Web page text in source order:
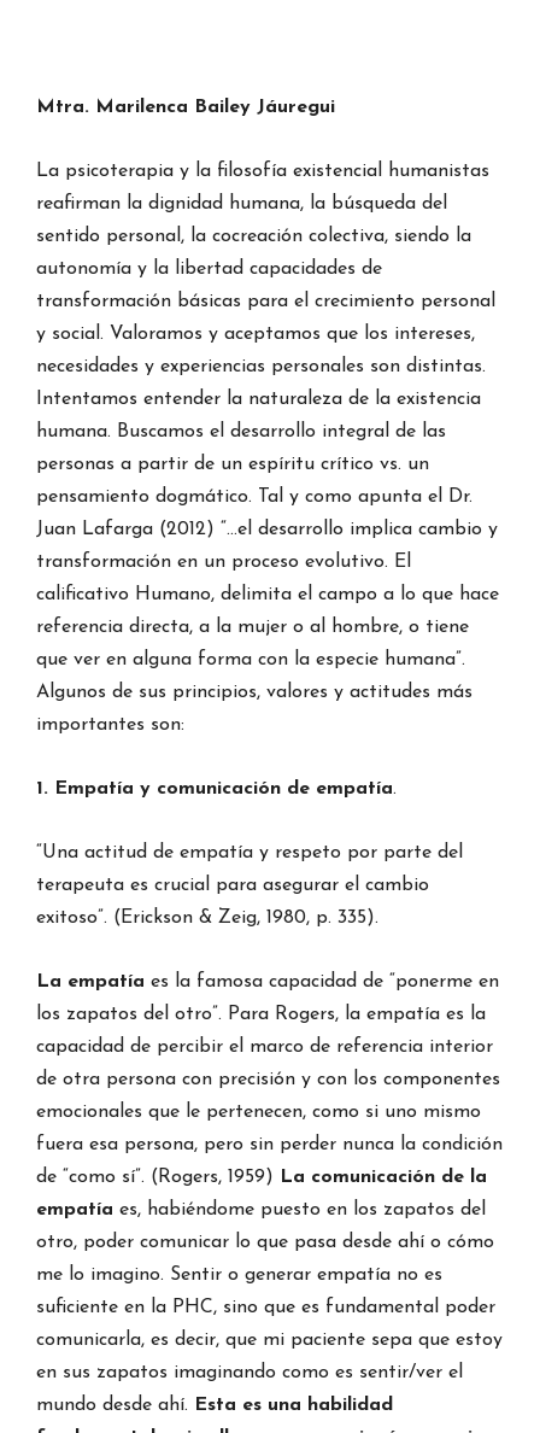
Mtra. Marilenca Bailey Jáuregui
La psicoterapia y la filosofía existencial humanistas
reafirman la dignidad humana, la búsqueda del
sentido personal, la cocreación colectiva, siendo la
autonomía y la libertad capacidades de
transformación básicas para el crecimiento personal
y social. Valoramos y aceptamos que los intereses,
necesidades y experiencias personales son distintas.
Intentamos entender la naturaleza de la existencia
humana. Buscamos el desarrollo integral de las
personas a partir de un espíritu crítico vs. un
pensamiento dogmático. Tal y como apunta el Dr.
Juan Lafarga (2012) “…el desarrollo implica cambio y
transformación en un proceso evolutivo. El
calificativo Humano, delimita el campo a lo que hace
referencia directa, a la mujer o al hombre, o tiene
que ver en alguna forma con la especie humana”.
Algunos de sus principios, valores y actitudes más
importantes son:
1. Empatía y comunicación de empatía.
“Una actitud de empatía y respeto por parte del
terapeuta es crucial para asegurar el cambio
exitoso”. (Erickson & Zeig, 1980, p. 335).
La empatía es la famosa capacidad de “ponerme en
los zapatos del otro”. Para Rogers, la empatía es la
capacidad de percibir el marco de referencia interior
de otra persona con precisión y con los componentes
emocionales que le pertenecen, como si uno mismo
fuera esa persona, pero sin perder nunca la condición
de “como sí”. (Rogers, 1959) La comunicación de la
empatía es, habiéndome puesto en los zapatos del
otro, poder comunicar lo que pasa desde ahí o cómo
me lo imagino. Sentir o generar empatía no es
suficiente en la PHC, sino que es fundamental poder
comunicarla, es decir, que mi paciente sepa que estoy
en sus zapatos imaginando como es sentir/ver el
mundo desde ahí. Esta es una habilidad